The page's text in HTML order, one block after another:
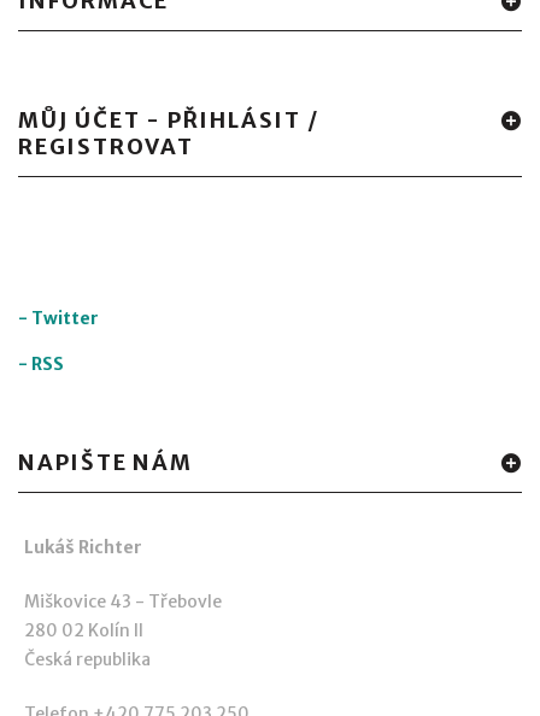
MŮJ ÚČET - PŘIHLÁSIT /
REGISTROVAT
- Twitter
- RSS
NAPIŠTE NÁM
Lukáš Richter
Miškovice 43 - Třebovle
280 02 Kolín II
Česká republika